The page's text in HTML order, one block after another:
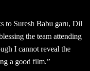
to Suresh Babu garu, Dil
the team attending
I cannot reveal the
a good film.”